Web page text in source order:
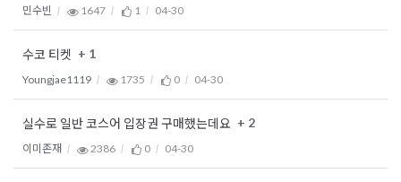
민수빈 1647 1 04-30
수코 티켓 + 1
Youngjae1119 1735 0 04-30
실수로 일반 코스어 입장권 구매했는데요 + 2
이미존재 2386 0 04-30